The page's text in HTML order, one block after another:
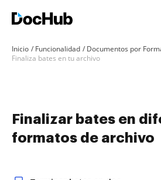
Inicio Funcionalidad
Documentos por
Finaliza bates en tu archivo
Finalizar bates en
formatos de archivo